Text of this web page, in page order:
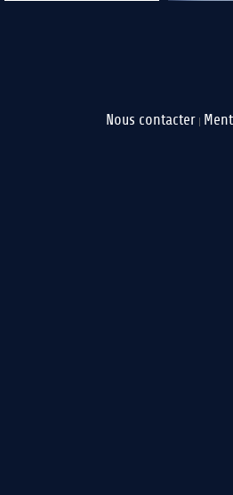
Nous contacter |